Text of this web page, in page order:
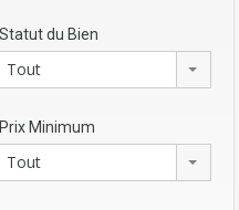
Statut du Bien
Tout
Prix Minimum
Tout